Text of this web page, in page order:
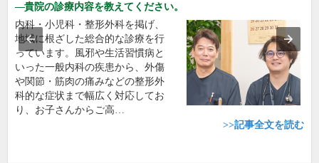
貴院の診療内容を教えてください。
内科・小児科・整形外科を掲げ、
地域に根ざした総合的な診療を行
っています。風邪や生活習慣病と
いった一般内科の疾患から、外傷
や関節・筋肉の痛みなどの整形外
科的な症状まで幅広く対応してお
り、お子さんからご高…
>>記事全文を読む